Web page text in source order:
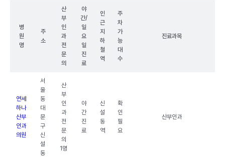
병
원
명
주
소
산
부
인
과
전
문
의
야
간/
일
요
일
진
료
인
근
지
하
철
역
주
차
가
능
대
수
진료과목
연세
하나
산부
인과
의원
서
울
동
대
문
구
신
설
동
산
부
인
과
전
문
의
1명
야
간
진
료
신
설
동
역
확
인
필
요
산부인과